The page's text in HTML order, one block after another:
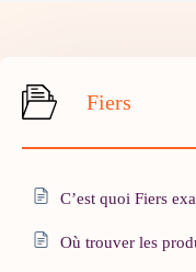
Fiers
C’est quoi Fiers
Où trouver les